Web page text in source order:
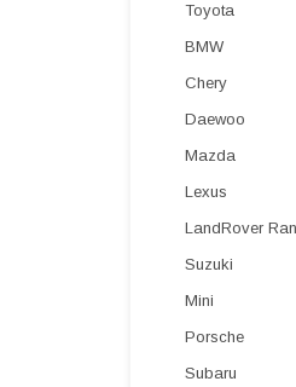
Toyota
BMW
Chery
Daewoo
Mazda
Lexus
LandRover
Suzuki
Mini
Porsche
Subaru